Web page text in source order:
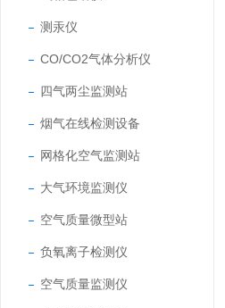
测汞仪
CO/CO2气体分析仪
四气两尘监测站
烟气在线检测设备
网格化空气监测站
大气环境监测仪
空气质量微型站
负氧离子检测仪
空气质量监测仪